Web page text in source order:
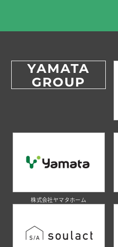
YAMATA
GROUP
株式会社ヤマタホーム